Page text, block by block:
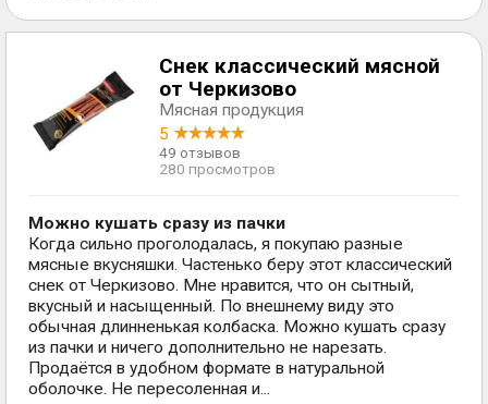
Снек классический мясной
от Черкизово
Мясная продукция
5
49 отзывов
280 просмотров
Можно кушать сразу из пачки
Когда сильно проголодалась, я покупаю разные
мясные вкусняшки. Частенько беру этот классический
снек от Черкизово. Мне нравится, что он сытный,
вкусный и насыщенный. По внешнему виду это
обычная длинненькая колбаска. Можно кушать сразу
из пачки и ничего дополнительно не нарезать.
Продаётся в удобном формате в натуральной
оболочке. Не пересоленная и...